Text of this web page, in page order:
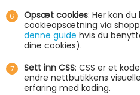
Opsæt cookies: Her kan
cookieopsætning via
denne guide hvis du
dine cookies).
Sett inn CSS: CSS er et
endre nettbutikkens
erfaring med koding.